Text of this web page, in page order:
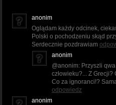
anonim
Oglądam każdy odcinek,
Polski o pochodzeniu skąd
Serdecznie pozdrawiam
anonim
@anonim: Przyszli
człowieku?... Z
Co za ignoranci!?
odpowiedz
anonim